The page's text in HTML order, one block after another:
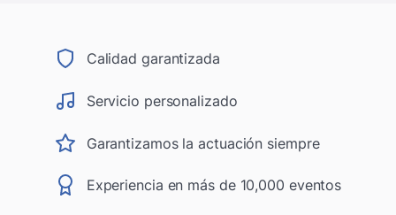
Calidad garantizada
Servicio personalizado
Garantizamos la actuación siempre
Experiencia en más de 10,000 eventos